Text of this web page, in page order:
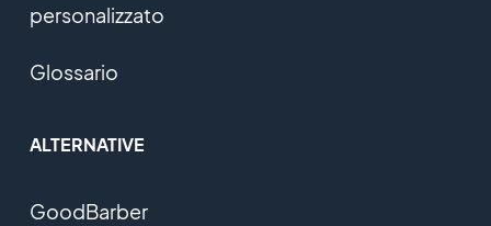
personalizzato
Glossario
ALTERNATIVE
GoodBarber